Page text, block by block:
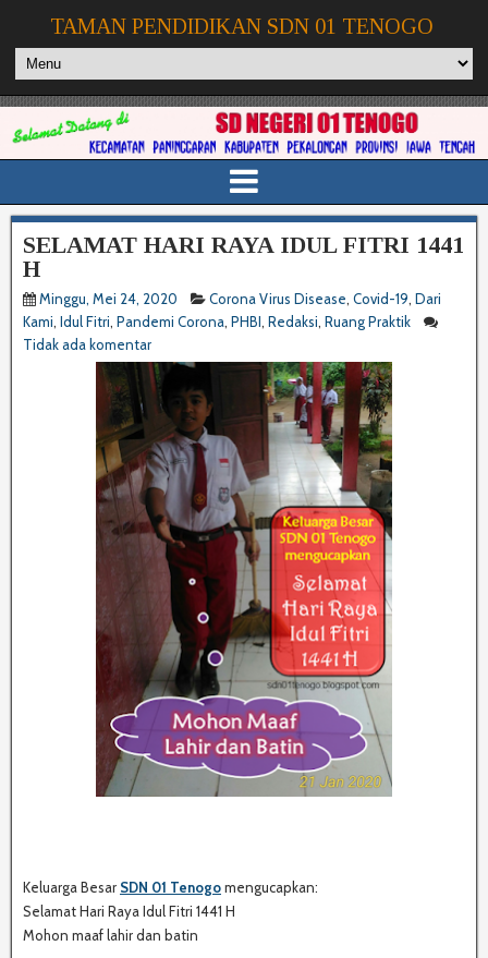
TAMAN PENDIDIKAN SDN 01 TENOGO
SELAMAT HARI RAYA IDUL FITRI 1441
H
Minggu, Mei 24, 2020 Corona Virus Disease, Covid-19, Dari
Kami, Idul Fitri, Pandemi Corona, PHBI, Redaksi, Ruang Praktik
Tidak ada komentar
Keluarga Besar SDN 01 Tenogomengucapkan:
Selamat Hari Raya Idul Fitri 1441 H
Mohon maaf lahir dan batin